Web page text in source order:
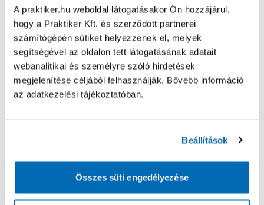
A praktiker.hu weboldal látogatásakor Ön hozzájárul,
hogy a Praktiker Kft. és szerződött partnerei
számítógépén sütiket helyezzenek el, melyek
segítségével az oldalon tett látogatásának adatait
webanalitikai és személyre szóló hirdetések
megjelenítése céljából felhasználják. Bővebb információ
az adatkezelési tájékoztatóban.
Beállítások
Összes süti engedélyezése
Oldal újratöltése